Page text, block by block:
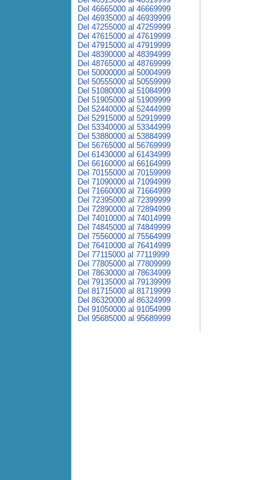
Del 46665000 al 46669999
Del 46935000 al 46939999
Del 47255000 al 47259999
Del 47615000 al 47619999
Del 47915000 al 47919999
Del 48390000 al 48394999
Del 48765000 al 48769999
Del 50000000 al 50004999
Del 50555000 al 50559999
Del 51080000 al 51084999
Del 51905000 al 51909999
Del 52440000 al 52444999
Del 52915000 al 52919999
Del 53340000 al 53344999
Del 53880000 al 53884999
Del 56765000 al 56769999
Del 61430000 al 61434999
Del 66160000 al 66164999
Del 70155000 al 70159999
Del 71090000 al 71094999
Del 71660000 al 71664999
Del 72395000 al 72399999
Del 72890000 al 72894999
Del 74010000 al 74014999
Del 74845000 al 74849999
Del 75560000 al 75564999
Del 76410000 al 76414999
Del 77115000 al 77119999
Del 77805000 al 77809999
Del 78630000 al 78634999
Del 79135000 al 79139999
Del 81715000 al 81719999
Del 86320000 al 86324999
Del 91050000 al 91054999
Del 95685000 al 95689999